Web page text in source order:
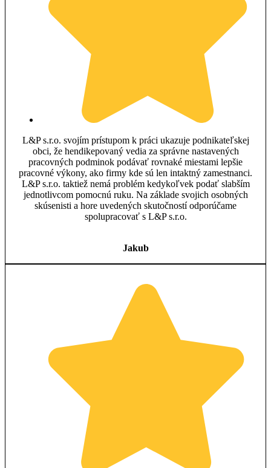
L&P s.r.o. svojím prístupom k práci ukazuje podnikateľskej
obci, že hendikepovaný vedia za správne nastavených
pracovných podminok podávať rovnaké miestami lepšie
pracovné výkony, ako firmy kde sú len intaktný zamestnanci.
L&P s.r.o. taktiež nemá problém kedykoľvek podať slabším
jednotlivcom pomocnú ruku. Na základe svojich osobných
skúsenisti a hore uvedených skutočností odporúčame
spolupracovať s L&P s.r.o.
Jakub